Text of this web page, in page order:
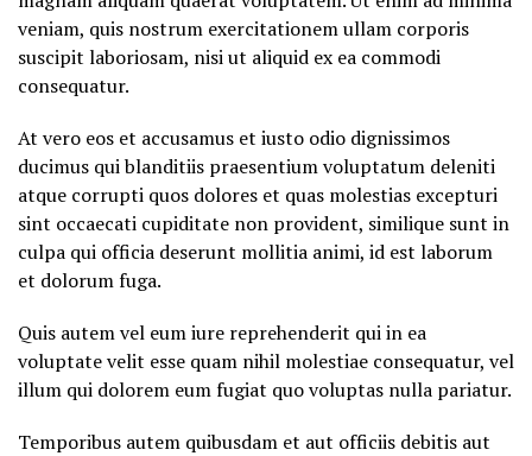
veniam, quis nostrum exercitationem ullam corporis
suscipit laboriosam, nisi ut aliquid ex ea commodi
consequatur.
At vero eos et accusamus et iusto odio dignissimos
ducimus qui blanditiis praesentium voluptatum deleniti
atque corrupti quos dolores et quas molestias excepturi
sint occaecati cupiditate non provident, similique sunt in
culpa qui officia deserunt mollitia animi, id est laborum
et dolorum fuga.
Quis autem vel eum iure reprehenderit qui in ea
voluptate velit esse quam nihil molestiae consequatur, vel
illum qui dolorem eum fugiat quo voluptas nulla pariatur.
Temporibus autem quibusdam et aut officiis debitis aut